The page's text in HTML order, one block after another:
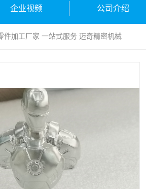
企业视频 公司介绍
件加工厂家 一站式服务 迈奇精密机械